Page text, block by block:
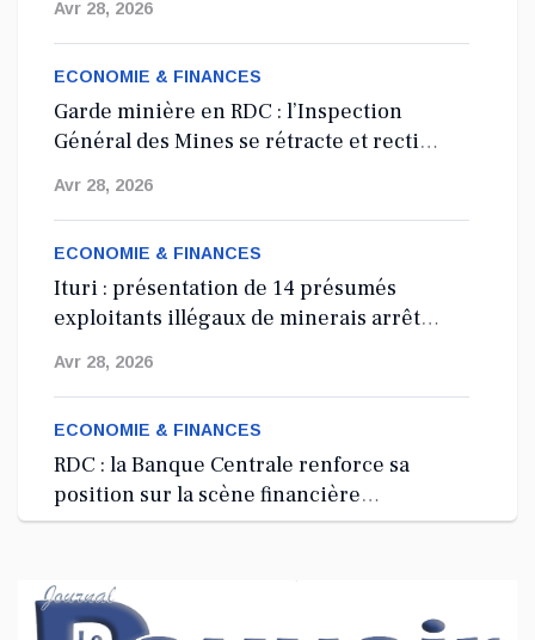
Avr 28, 2026
ECONOMIE & FINANCES
Garde minière en RDC : l’Inspection
Général des Mines se rétracte et rectifie
Avr 28, 2026
ECONOMIE & FINANCES
Ituri : présentation de 14 présumés
exploitants illégaux de minerais arrêtés
Avr 28, 2026
ECONOMIE & FINANCES
RDC : la Banque Centrale renforce sa
position sur la scène financière
internationale à Washington, D.C.
ECONOMIE & FINANCES